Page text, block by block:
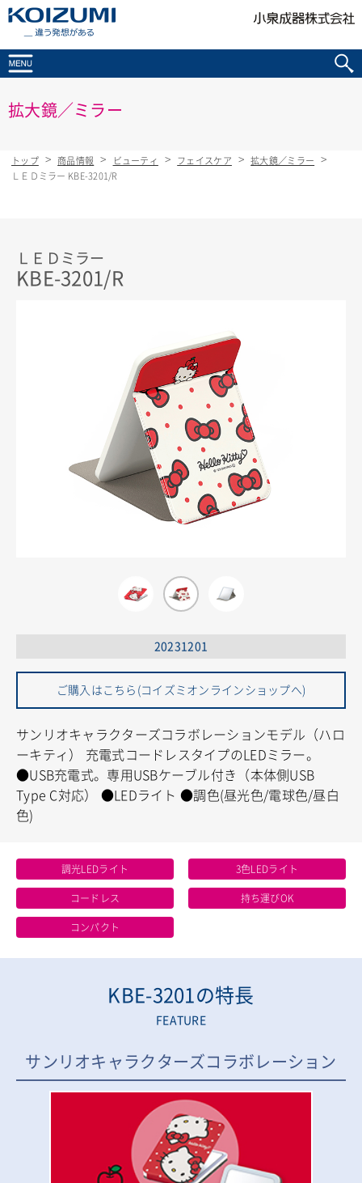
拡大鏡／ミラー
トップ 商品情報 ビューティ フェイスケア
拡大鏡／ミラー
ＬＥＤミラー KBE-3201/R
ＬＥＤミラー
KBE-3201/R
20231201
ご購入はこちら(コイズミオンラインショップへ)
サンリオキャラクターズコラボレーションモデル（ハロ
ーキティ）
充電式コードレスタイプのLEDミラー。
●USB充電式。専用USBケーブル付き（本体側USB
Type C対応）
●LEDライト ●調色(昼光色/電球色/昼白
色)
調光LEDライト 3色LEDライト
コードレス 持ち運びOK
コンパクト
KBE-3201の特長
FEATURE
サンリオキャラクターズコラボレーション